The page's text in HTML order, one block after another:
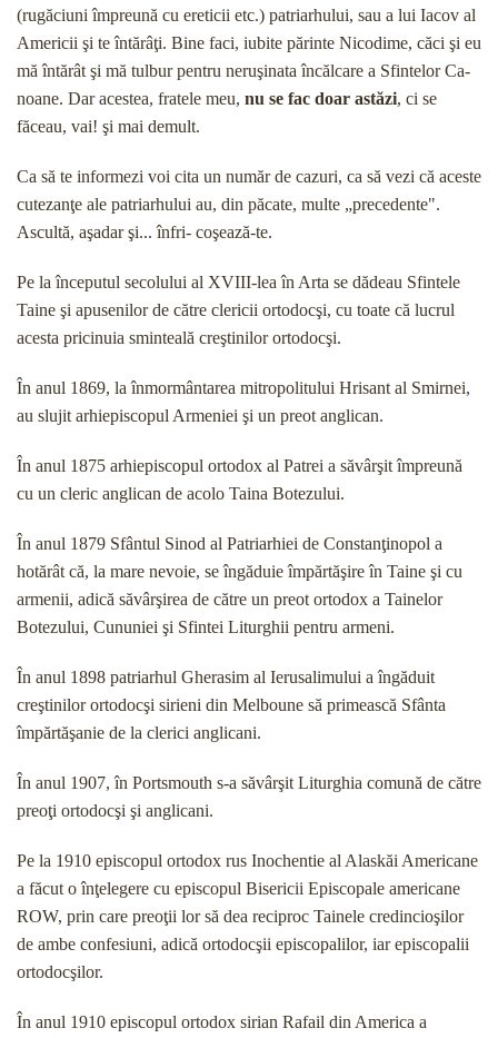
(rugăciuni împreună cu ereticii etc.) patriar­hului, sau a lui Iacov al
Americii şi te întărâţi. Bine faci, iubite părinte Nicodime, căci şi eu
mă întărât şi mă tulbur pentru neruşinata încălcare a Sfintelor Ca­
noane. Dar acestea, fratele meu, nu se fac doar astăzi, ci se
făceau, vai! şi mai demult.
Ca să te informezi voi cita un număr de cazuri, ca să vezi că aceste
cutezanţe ale patriarhului au, din păcate, multe „precedente".
Ascultă, aşadar şi... înfri- coşează-te.
Pe la începutul secolului al XVIII-lea în Arta se dădeau Sfintele
Taine şi apusenilor de către clericii ortodocşi, cu toate că lucrul
acesta pricinuia smin­teală creştinilor ortodocşi.
În anul 1869, la înmormântarea mitropolitului Hrisant al Smirnei,
au slujit arhiepiscopul Armeniei şi un preot anglican.
În anul 1875 arhiepiscopul ortodox al Patrei a săvârşit împreună
cu un cleric anglican de acolo Tai­na Botezului.
În anul 1879 Sfântul Sinod al Patriarhiei de Con­stanţinopol a
hotărât că, la mare nevoie, se îngăduie împărtăşire în Taine şi cu
armenii, adică săvârşirea de către un preot ortodox a Tainelor
Botezului, Cununiei şi Sfintei Liturghii pentru armeni.
În anul 1898 patriarhul Gherasim al Ierusalimului a îngăduit
creştinilor ortodocşi sirieni din Melboune să primească Sfânta
împărtăşanie de la clerici angli­cani.
În anul 1907, în Portsmouth s-a săvârşit Liturghia comună de către
preoţi ortodocşi şi anglicani.
Pe la 1910 episcopul ortodox rus Inochentie al Alaskăi Americane
a făcut o înţelegere cu episcopul Bisericii Episcopale americane
ROW, prin care preoţii lor să dea reciproc Tainele credincioşilor
de ambe confesiuni, adică ortodocşii episcopalilor, iar episco­palii
ortodocşilor.
În anul 1910 episcopul ortodox sirian Rafail din America a